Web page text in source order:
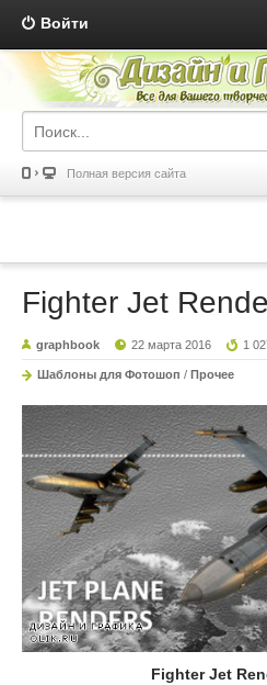
Войти
Полная версия сайта
Fighter Jet
graphbook 22 марта 2016 1
Шаблоны для Фотошоп / Прочее
Fighter Jet